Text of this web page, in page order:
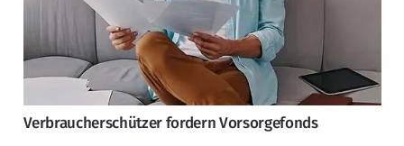
Verbraucherschützer fordern Vorsorgefonds